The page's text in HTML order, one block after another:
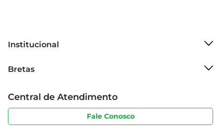
Institucional
Grupo Cencosud
Sobre privacidade
Portal do fornecedor
Bretas
Produtos Bretas
Código de ética
Serviços
Central de Atendimento
Fale Conosco